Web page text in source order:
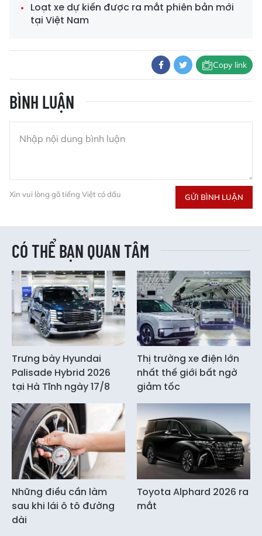
Loạt xe dự kiến được ra mắt phiên bản mới
tại Việt Nam
Copy link
BÌNH LUẬN
Xin vui lòng gõ tiếng Việt có dấu GỬI BÌNH LUẬN
CÓ THỂ BẠN QUAN TÂM
Trưng bày Hyundai
Palisade Hybrid 2026
tại Hà Tĩnh ngày 17/8
Thị trường xe điện lớn
nhất thế giới bất ngờ
giảm tốc
Những điều cần làm
sau khi lái ô tô đường
dài
Toyota Alphard 2026 ra
mắt